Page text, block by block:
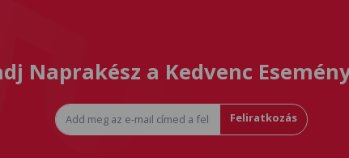
Naprakész a Kedvenc
Feliratkozás